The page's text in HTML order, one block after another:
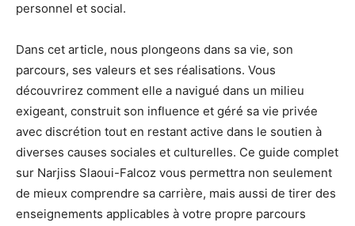
personnel et social.
Dans cet article, nous plongeons dans sa vie, son
parcours, ses valeurs et ses réalisations. Vous
découvrirez comment elle a navigué dans un milieu
exigeant, construit son influence et géré sa vie privée
avec discrétion tout en restant active dans le soutien à
diverses causes sociales et culturelles. Ce guide complet
sur Narjiss Slaoui-Falcoz vous permettra non seulement
de mieux comprendre sa carrière, mais aussi de tirer des
enseignements applicables à votre propre parcours